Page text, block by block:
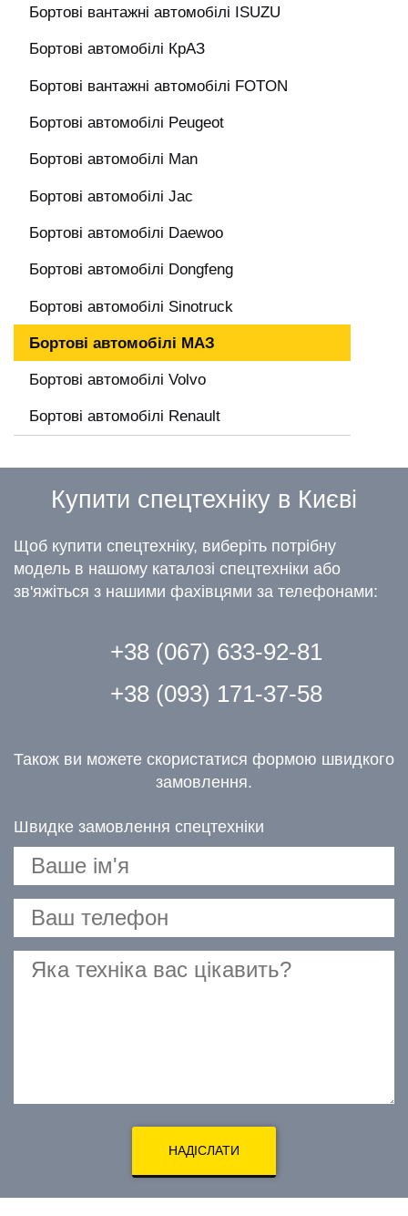
Бортові вантажні автомобілі ISUZU
Бортові автомобілі КрАЗ
Бортові вантажні автомобілі FOTON
Бортові автомобілі Peugeot
Бортові автомобілі Man
Бортові автомобілі Jac
Бортові автомобілі Daewoo
Бортові автомобілі Dongfeng
Бортові автомобілі Sinotruck
Бортові автомобілі МАЗ
Бортові автомобілі Volvo
Бортові автомобілі Renault
Купити спецтехніку в Києві
Щоб купити спецтехніку, виберіть потрібну
модель в нашому каталозі спецтехніки або
зв'яжіться з нашими фахівцями за телефонами:
+38 (067) 633-92-81
+38 (093) 171-37-58
Також ви можете скористатися формою швидкого
замовлення.
Швидке замовлення спецтехніки
НАДІСЛАТИ